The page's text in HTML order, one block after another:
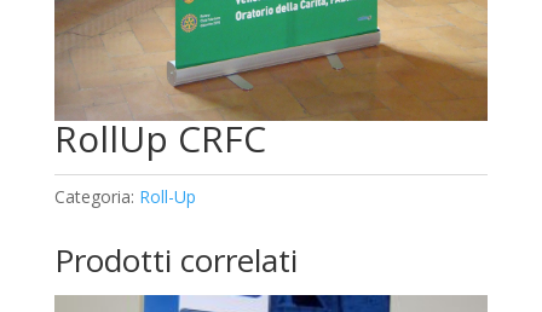
RollUp CRFC
Categoria: Roll-Up
Prodotti correlati